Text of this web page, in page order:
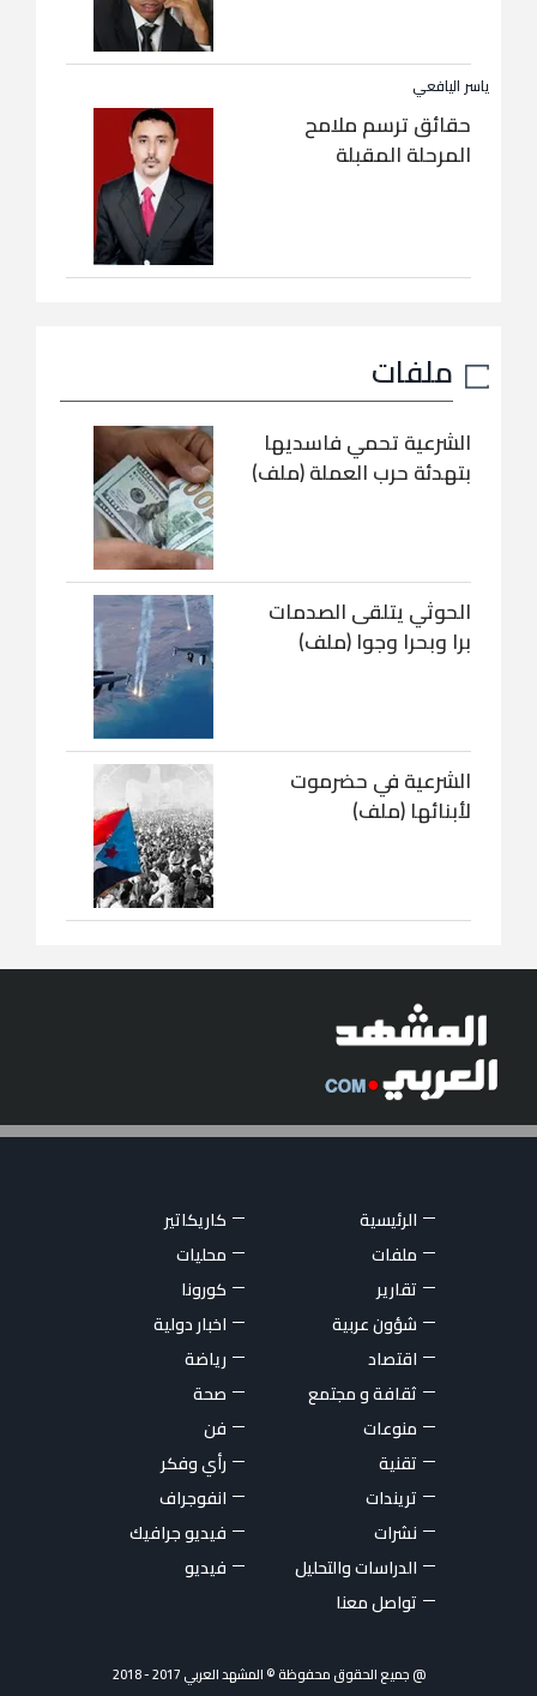
ياسر اليافعي
حقائق ترسم ملامح
المرحلة المقبلة
ملفات
الشرعية تحمي فاسديها
بتهدئة حرب العملة (ملف)
الحوثي يتلقى الصدمات
برا وبحرا وجوا (ملف)
الشرعية في حضرموت
لأبنائها (ملف)
الرئيسية
كاريكاتير
ملفات
محليات
تقارير
كورونا
شؤون عربية
اخبار دولية
اقتصاد
رياضة
ثقافة و مجتمع
صحة
منوعات
فن
تقنية
رأي وفكر
تريندات
انفوجراف
نشرات
فيديو جرافيك
الدراسات والتحليل
فيديو
تواصل معنا
@ جميع الحقوق محفوظة © المشهد العربي 2017 - 2018